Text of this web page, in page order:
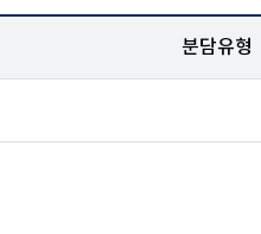
분담유형